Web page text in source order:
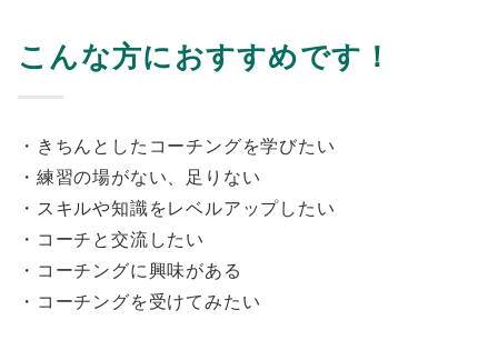
こんな方におすすめです！
・きちんとしたコーチングを学びたい
・練習の場がない、足りない
・スキルや知識をレベルアップしたい
・コーチと交流したい
・コーチングに興味がある
・コーチングを受けてみたい